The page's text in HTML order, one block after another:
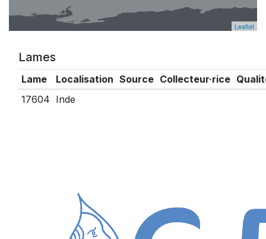
Leaflet
Lames
Lame Localisation Source Collecteur·rice
17604 Inde